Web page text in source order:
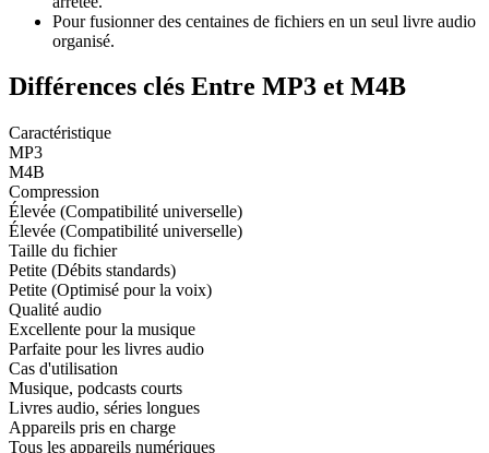
Pour fusionner des centaines de fichiers en un seul livre audio
organisé.
Différences clés Entre MP3 et M4B
Caractéristique
MP3
M4B
Compression
Élevée (Compatibilité universelle)
Élevée (Compatibilité universelle)
Taille du fichier
Petite (Débits standards)
Petite (Optimisé pour la voix)
Qualité audio
Excellente pour la musique
Parfaite pour les livres audio
Cas d'utilisation
Musique, podcasts courts
Livres audio, séries longues
Appareils pris en charge
Tous les appareils numériques